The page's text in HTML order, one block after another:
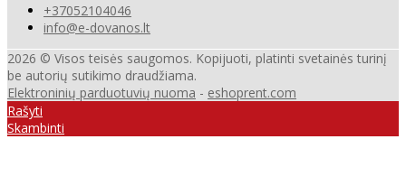
+37052104046
info@e-dovanos.lt
2026 © Visos teisės saugomos. Kopijuoti, platinti svetainės turinį
be autorių sutikimo draudžiama.
Elektroninių parduotuvių nuoma - eshoprent.com
Rašyti
Skambinti